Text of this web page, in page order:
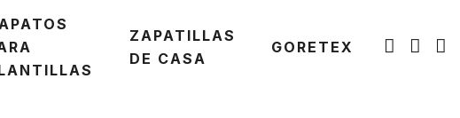
ZAPATILLAS
DE CASA
GORETEX